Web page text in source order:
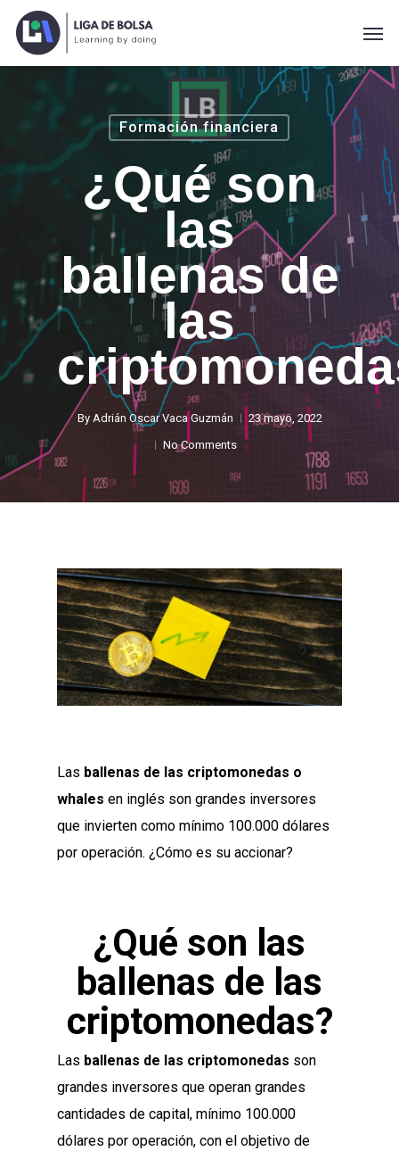
Skip
main
Formación financiera
¿Qué son
las
ballenas de
las
By Adrián Oscar Vaca Guzmán
23 mayo, 2022
No Comments
Las ballenas de las criptomonedas o
whales en inglés son grandes inversores
que invierten como mínimo 100.000 dólares
por operación. ¿Cómo es su accionar?
¿Qué son las
ballenas de las
criptomonedas?
Las ballenas de las criptomonedas son
grandes inversores que operan grandes
cantidades de capital, mínimo 100.000
dólares por operación, con el objetivo de